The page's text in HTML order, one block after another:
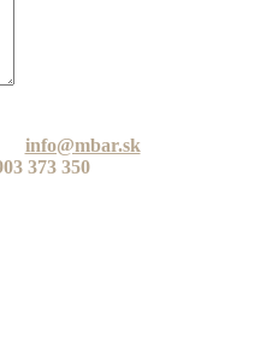
info@mbar.sk
373 350